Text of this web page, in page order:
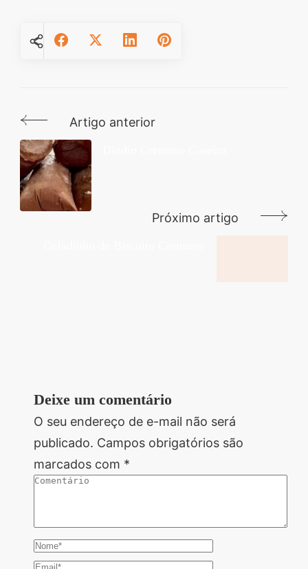
Navegação
de
post
Artigo anterior
Próximo artigo
Deixe um comentário
O seu endereço de e-mail não será
publicado. Campos obrigatórios são
marcados com *